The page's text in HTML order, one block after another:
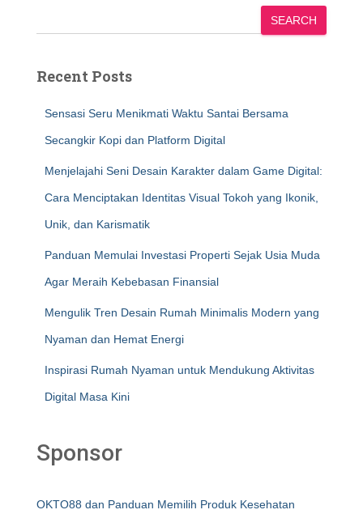
SEARCH
Recent Posts
Sensasi Seru Menikmati Waktu Santai Bersama
Secangkir Kopi dan Platform Digital
Menjelajahi Seni Desain Karakter dalam Game Digital:
Cara Menciptakan Identitas Visual Tokoh yang Ikonik,
Unik, dan Karismatik
Panduan Memulai Investasi Properti Sejak Usia Muda
Agar Meraih Kebebasan Finansial
Mengulik Tren Desain Rumah Minimalis Modern yang
Nyaman dan Hemat Energi
Inspirasi Rumah Nyaman untuk Mendukung Aktivitas
Digital Masa Kini
Sponsor
OKTO88 dan Panduan Memilih Produk Kesehatan